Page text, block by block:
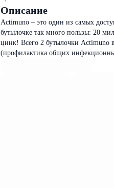
Описание
Actimuno – это один из самых
бутылочке так много пользы: 20
цинк! Всего 2 бутылочки Actimuno
(профилактика общих